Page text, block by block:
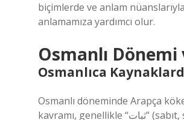
biçimlerde ve anlam
anlamamıza yardımcı olur.
Osmanlı
Osmanlıca
Osmanlı döneminde Arapça
kavramı, genellikle “ثبات” (sabıt, sabitlik) veya “استقرار” (istikrâr) biçimlerinde belgelenmiştir. 19. yüzyılın